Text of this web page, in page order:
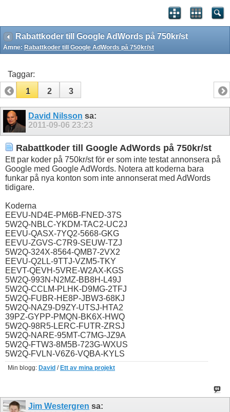
Rabattkoder till Google AdWords på 750kr/st
Ämne: Rabattkoder till Google AdWords på 750kr/st
Taggar:
1
2 3
David Nilsson sa:
2011-09-06 23:23
Rabattkoder till Google AdWords på 750kr/st
Ett par koder på 750kr/st för er som inte testat annonsera på
Google med Google AdWords. Notera att koderna bara
funkar på nya konton som inte annonserat med AdWords
tidigare.
Koderna
EEVU-ND4E-PM6B-FNED-37S
5W2Q-NBLC-YKDM-TAC2-UC2J
EEVU-QASX-7YQ2-5668-GKG
EEVU-ZGVS-C7R9-SEUW-TZJ
5W2Q-324X-8564-QMB7-2VX2
EEVU-Q2LL-9TTJ-VZM5-TKY
EEVT-QEVH-5VRE-W2AX-KGS
5W2Q-993N-N2MZ-BB8H-L49J
5W2Q-CCLM-PLHK-D9MG-2TFJ
5W2Q-FUBR-HE8P-JBW3-68KJ
5W2Q-NAZ9-D9ZY-UTSJ-HTA2
39PZ-GYPP-PMQN-BK6X-HWQ
5W2Q-98R5-LERC-FUTR-ZRSJ
5W2Q-NARE-95MT-C7MG-JZ9A
5W2Q-FTW3-8M5B-723G-WXUS
5W2Q-FVLN-V6Z6-VQBA-KYLS
Min blogg: David / Ett av mina projekt
Jim Westergren sa: